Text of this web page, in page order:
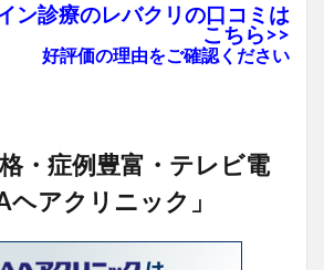
ン診療のレバクリの口コミは
こちら>>
好評価の理由をご確認ください
・症例豊富・テレビ電
ヘアクリニック」